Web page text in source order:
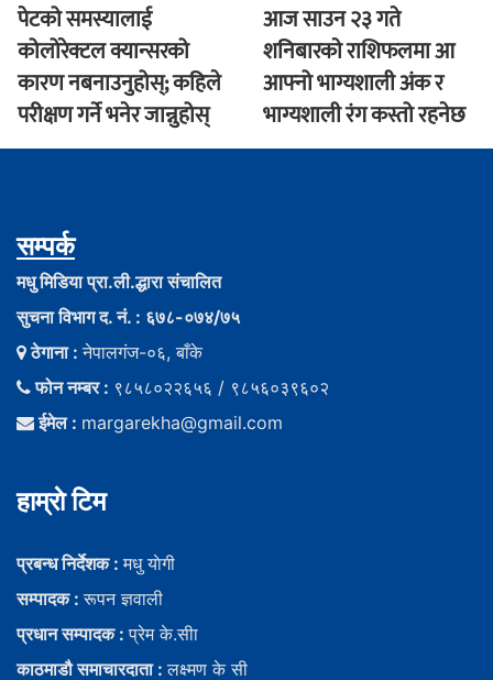
पेटको समस्यालाई
कोलोरेक्टल क्यान्सरको
कारण नबनाउनुहोस्; कहिले
परीक्षण गर्ने भनेर जान्नुहोस्
आज साउन २३ गते
शनिबारकाे राशिफलमा आ
आफ्नो भाग्यशाली अंक र
भाग्यशाली रंग कस्तो रहनेछ
सम्पर्क
मधु मिडिया प्रा.ली.द्धारा संचालित
सुचना विभाग द. नं. : ६७८-०७४/७५
ठेगाना :नेपालगंज-०६, बाँके
फोन नम्बर : ९८५८०२२६५६ / ९८५६०३९६०२
ईमेल : margarekha@gmail.com
हाम्राे टिम
प्रबन्ध निर्देशक :मधु याेगी
सम्पादक :रूपन ज्ञवाली
प्रधान सम्पादक :प्रेम के.सीा
काठमाडौ समाचारदाता :लक्ष्मण के सी